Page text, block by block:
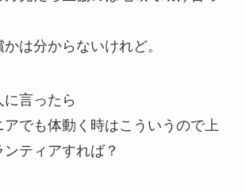
は分からないけれど。
言ったら
アでも体動く時はこういうので上
ティアすれば？